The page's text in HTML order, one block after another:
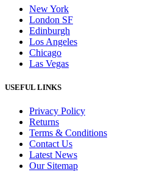
New York
London SF
Edinburgh
Los Angeles
Chicago
Las Vegas
USEFUL LINKS
Privacy Policy
Returns
Terms & Conditions
Contact Us
Latest News
Our Sitemap